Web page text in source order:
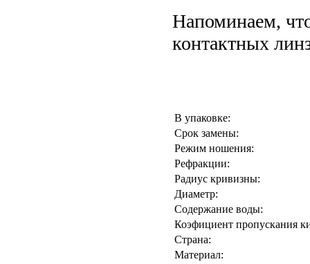
Напоминаем,
контактных
В упаковке:
Срок замены:
Режим ношения:
Рефракции:
Радиус кривизны:
Диаметр:
Содержание воды:
Коэфициент пропускания
Страна:
Материал: